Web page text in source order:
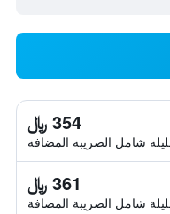
354 ﷼
شامل الصريبة المضافة
361 ﷼
شامل الصريبة المضافة